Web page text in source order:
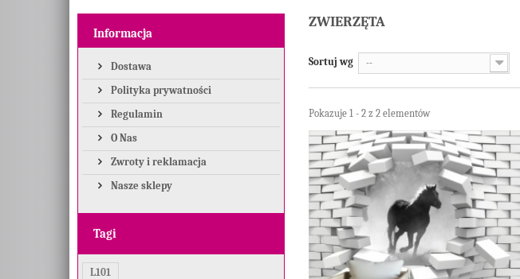
Informacja
Dostawa
Polityka prywatności
Regulamin
O Nas
Zwroty i reklamacja
Nasze sklepy
Tagi
L101
ZWIERZĘTA
Sortuj wg --
Pokazuje 1 - 2 z 2 elementów